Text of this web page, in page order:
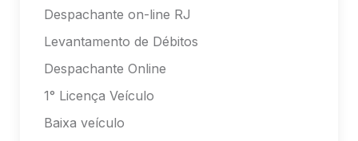
Despachante on-line RJ
Levantamento de Débitos
Despachante Online
1° Licença Veículo
Baixa veículo